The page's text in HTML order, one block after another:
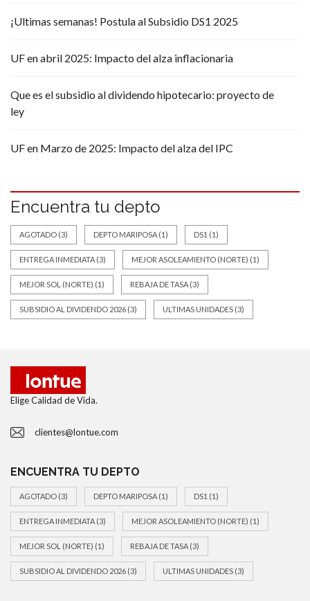
¡Ultimas semanas! Postula al Subsidio DS1 2025
UF en abril 2025: Impacto del alza inflacionaria
Que es el subsidio al dividendo hipotecario: proyecto de
ley
UF en Marzo de 2025: Impacto del alza del IPC
Encuentra tu depto
AGOTADO (3) DEPTO MARIPOSA (1) DS1 (1)
ENTREGA INMEDIATA (3) MEJOR ASOLEAMIENTO (NORTE) (1)
MEJOR SOL (NORTE) (1) REBAJA DE TASA (3)
SUBSIDIO AL DIVIDENDO 2026 (3) ULTIMAS UNIDADES (3)
Elige Calidad de Vida.
clientes@lontue.com
ENCUENTRA TU DEPTO
AGOTADO (3) DEPTO MARIPOSA (1) DS1 (1)
ENTREGA INMEDIATA (3) MEJOR ASOLEAMIENTO (NORTE) (1)
MEJOR SOL (NORTE) (1) REBAJA DE TASA (3)
SUBSIDIO AL DIVIDENDO 2026 (3) ULTIMAS UNIDADES (3)